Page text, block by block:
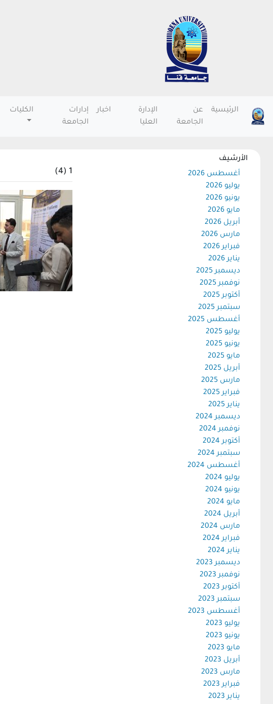
الرئيسية
عن
الجامعة
الإدارة
العليا
اخبار
إدارات
الجامعة
الكليات
الأرشيف
أغسطس 2026
يوليو 2026
يونيو 2026
مايو 2026
أبريل 2026
مارس 2026
فبراير 2026
يناير 2026
ديسمبر 2025
نوفمبر 2025
أكتوبر 2025
سبتمبر 2025
أغسطس 2025
يوليو 2025
يونيو 2025
مايو 2025
أبريل 2025
مارس 2025
فبراير 2025
يناير 2025
ديسمبر 2024
نوفمبر 2024
أكتوبر 2024
سبتمبر 2024
أغسطس 2024
يوليو 2024
يونيو 2024
مايو 2024
أبريل 2024
مارس 2024
فبراير 2024
يناير 2024
ديسمبر 2023
نوفمبر 2023
أكتوبر 2023
سبتمبر 2023
أغسطس 2023
يوليو 2023
يونيو 2023
مايو 2023
أبريل 2023
مارس 2023
فبراير 2023
يناير 2023
1 (4)